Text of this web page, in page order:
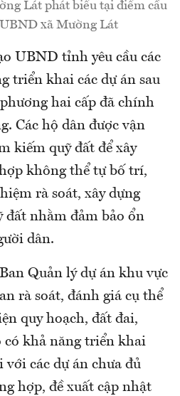
Lát phát biểu tại điểm cầu
xã Mường Lát
UBND tỉnh yêu cầu các
triển khai các dự án sau
hai cấp đã chính
Các hộ dân được vận
kiếm quỹ đất để xây
không thể tự bố trí,
rà soát, xây dựng
đất nhằm đảm bảo ổn
dân.
Quản lý dự án khu vực
rà soát, đánh giá cụ thể
quy hoạch, đất đai,
có khả năng triển khai
các dự án chưa đủ
hợp, đề xuất cập nhật